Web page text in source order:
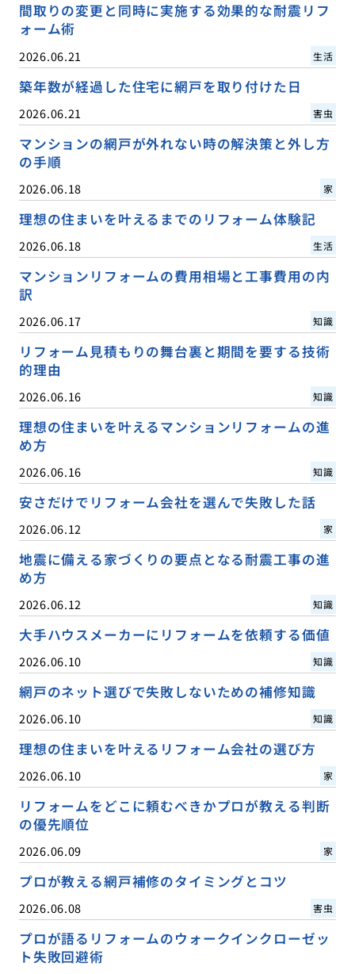
間取りの変更と同時に実施する効果的な耐震リフ
ォーム術
2026.06.21 生活
築年数が経過した住宅に網戸を取り付けた日
2026.06.21 害虫
マンションの網戸が外れない時の解決策と外し方
の手順
2026.06.18 家
理想の住まいを叶えるまでのリフォーム体験記
2026.06.18 生活
マンションリフォームの費用相場と工事費用の内
訳
2026.06.17 知識
リフォーム見積もりの舞台裏と期間を要する技術
的理由
2026.06.16 知識
理想の住まいを叶えるマンションリフォームの進
め方
2026.06.16 知識
安さだけでリフォーム会社を選んで失敗した話
2026.06.12 家
地震に備える家づくりの要点となる耐震工事の進
め方
2026.06.12 知識
大手ハウスメーカーにリフォームを依頼する価値
2026.06.10 知識
網戸のネット選びで失敗しないための補修知識
2026.06.10 知識
理想の住まいを叶えるリフォーム会社の選び方
2026.06.10 家
リフォームをどこに頼むべきかプロが教える判断
の優先順位
2026.06.09 家
プロが教える網戸補修のタイミングとコツ
2026.06.08 害虫
プロが語るリフォームのウォークインクローゼッ
ト失敗回避術